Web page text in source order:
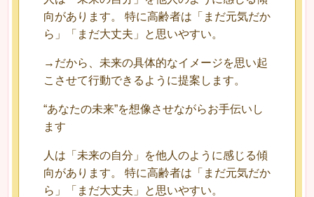
向があります。 特に高齢者は「まだ元気だか
ら」「まだ大丈夫」と思いやすい。
→だから、未来の具体的なイメージを思い起
こさせて行動できるように提案します。
“あなたの未来”を想像させながらお手伝いし
ます
人は「未来の自分」を他人のように感じる傾
向があります。 特に高齢者は「まだ元気だか
ら」「まだ大丈夫」と思いやすい。